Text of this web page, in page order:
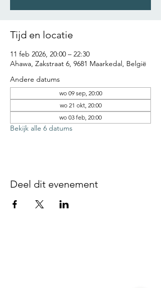
Tijd en locatie
11 feb 2026, 20:00 – 22:30
Ahawa, Zakstraat 6, 9681 Maarkedal, België
Andere datums
wo 09 sep, 20:00
wo 21 okt, 20:00
wo 03 feb, 20:00
Bekijk alle 6 datums
Deel dit evenement